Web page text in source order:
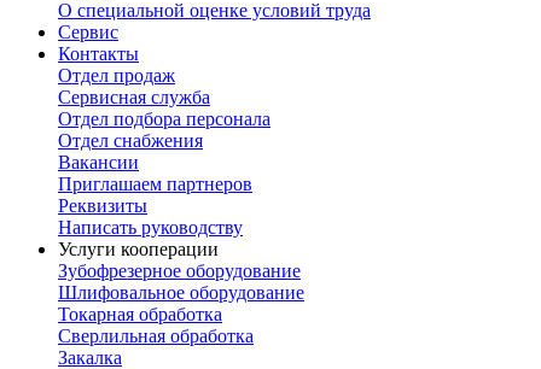
О специальной оценке условий труда
Сервис
Контакты
Отдел продаж
Сервисная служба
Отдел подбора персонала
Отдел снабжения
Вакансии
Приглашаем партнеров
Реквизиты
Написать руководству
Услуги кооперации
Зубофрезерное оборудование
Шлифовальное оборудование
Токарная обработка
Cверлильная обработка
Закалка